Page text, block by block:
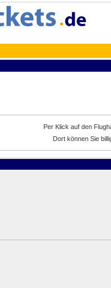
Per Klick auf den
Dort können Sie